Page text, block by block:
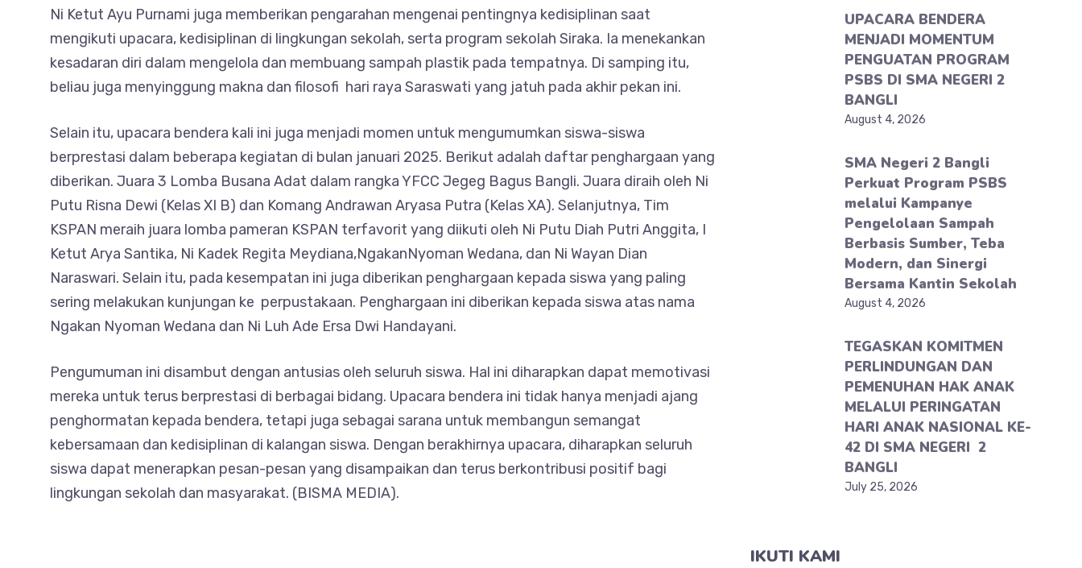
Ni Ketut Ayu Purnami juga memberikan pengarahan mengenai pentingnya kedisiplinan saat
mengikuti upacara, kedisiplinan di lingkungan sekolah, serta program sekolah Siraka. Ia menekankan
kesadaran diri dalam mengelola dan membuang sampah plastik pada tempatnya. Di samping itu,
beliau juga menyinggung makna dan filosofi hari raya Saraswati yang jatuh pada akhir pekan ini.
Selain itu, upacara bendera kali ini juga menjadi momen untuk mengumumkan siswa-siswa
berprestasi dalam beberapa kegiatan di bulan januari 2025. Berikut adalah daftar penghargaan yang
diberikan. Juara 3 Lomba Busana Adat dalam rangka YFCC Jegeg Bagus Bangli. Juara diraih oleh Ni
Putu Risna Dewi (Kelas XI B) dan Komang Andrawan Aryasa Putra (Kelas XA). Selanjutnya, Tim
KSPAN meraih juara lomba pameran KSPAN terfavorit yang diikuti oleh Ni Putu Diah Putri Anggita, I
Ketut Arya Santika, Ni Kadek Regita Meydiana,NgakanNyoman Wedana, dan Ni Wayan Dian
Naraswari. Selain itu, pada kesempatan ini juga diberikan penghargaan kepada siswa yang paling
sering melakukan kunjungan ke perpustakaan. Penghargaan ini diberikan kepada siswa atas nama
Ngakan Nyoman Wedana dan Ni Luh Ade Ersa Dwi Handayani.
Pengumuman ini disambut dengan antusias oleh seluruh siswa. Hal ini diharapkan dapat memotivasi
mereka untuk terus berprestasi di berbagai bidang. Upacara bendera ini tidak hanya menjadi ajang
penghormatan kepada bendera, tetapi juga sebagai sarana untuk membangun semangat
kebersamaan dan kedisiplinan di kalangan siswa. Dengan berakhirnya upacara, diharapkan seluruh
siswa dapat menerapkan pesan-pesan yang disampaikan dan terus berkontribusi positif bagi
lingkungan sekolah dan masyarakat. (BISMA MEDIA).
UPACARA BENDERA
MENJADI MOMENTUM
PENGUATAN PROGRAM
PSBS DI SMA NEGERI 2
BANGLI
August 4, 2026
SMA Negeri 2 Bangli
Perkuat Program PSBS
melalui Kampanye
Pengelolaan Sampah
Berbasis Sumber, Teba
Modern, dan Sinergi
Bersama Kantin Sekolah
August 4, 2026
TEGASKAN KOMITMEN
PERLINDUNGAN DAN
PEMENUHAN HAK ANAK
MELALUI PERINGATAN
HARI ANAK NASIONAL KE-
42 DI SMA NEGERI 2
BANGLI
July 25, 2026
IKUTI KAMI